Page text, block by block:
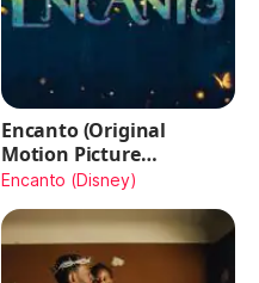
Encanto (Original
Motion Picture
Soundtrack)
Encanto (Disney)